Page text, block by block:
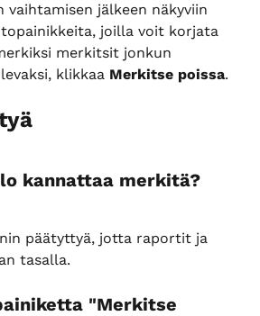
vaihtamisen jälkeen näkyviin
joilla voit korjata
merkitsit jonkun
klikkaa Merkitse poissa.
kannattaa merkitä?
päätyttyä, jotta raportit ja
tasalla.
"Merkitse